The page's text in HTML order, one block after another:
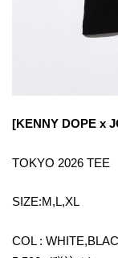
[KENNY DOPE x
TOKYO 2026 TEE
SIZE:M,L,XL
COL :